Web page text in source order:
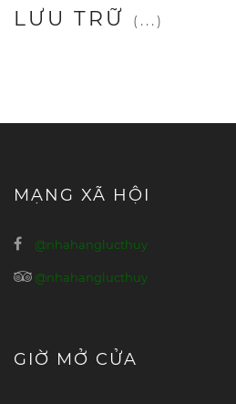
LƯU TRỮ (...)
MẠNG XÃ HỘI
@nhahanglucthuy
@nhahanglucthuy
GIỜ MỞ CỬA